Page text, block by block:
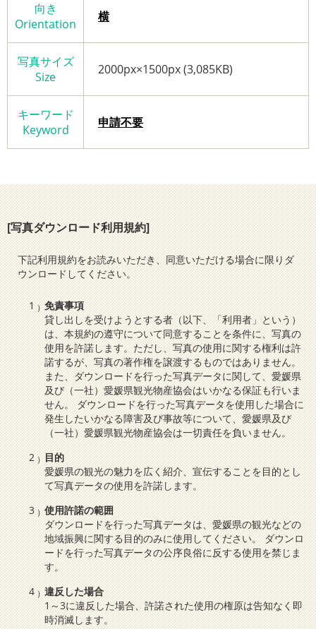
向き
Orientation
横
写真サイズ
Size
2000px×1500px (3,085KB)
キーワード
Keyword
申請不要
[写真ダウンロード利用規約]
下記利用規約をお読みいただき、同意いただける場合に限りダ
ウンロードしてください。
免責事項
貸し出しを受けようとする者（以下、「利用者」という）
は、本規約の遵守について同意することを条件に、写真の
使用を許諾します。ただし、写真の使用に関する権利は許
諾するが、写真の著作権を譲渡するものではありません。
また、ダウンロードを行った写真データに関して、愛媛県
及び（一社）愛媛県観光物産協会はいかなる保証も行いま
せん。 ダウンロードを行った写真データを使用した場合に
発生したいかなる障害及び事故等について、愛媛県及び
（一社）愛媛県観光物産協会は一切責任を負いません。
目的
愛媛県の観光の魅力を広く紹介、宣伝することを目的とし
て写真データの使用を許諾します。
使用許諾の範囲
ダウンロードを行った写真データは、愛媛県の観光などの
地域振興に関する目的のみに使用してください。 ダウンロ
ードを行った写真データの公序良俗に反する使用を禁じま
す。
違反した場合
1～3に違反した場合、許諾された使用の権原は告知なく即
時消滅します。